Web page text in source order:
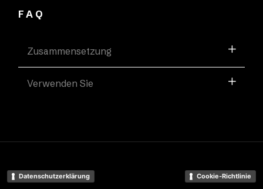
FAQ
Zusammensetzung
Verwenden Sie
Datenschutzerklärung Cookie-Richtlinie